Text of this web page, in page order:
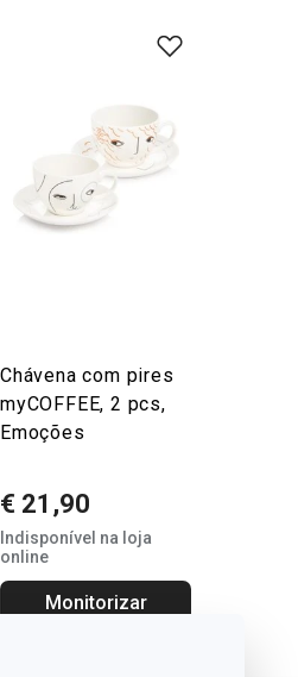
Chávena com pires
myCOFFEE, 2 pcs,
Emoções
€ 21,90
Indisponível na loja
online
Monitorizar